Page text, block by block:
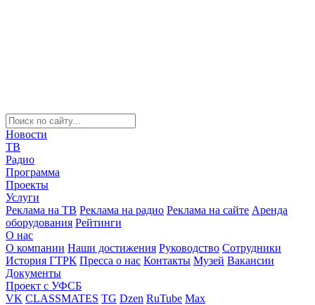
Новости
ТВ
Радио
Программа
Проекты
Услуги
Реклама на ТВ Реклама на радио Реклама на сайте Аренда
оборудования Рейтинги
О нас
О компании Наши достижения Руководство Сотрудники
История ГТРК Пресса о нас Контакты Музей Вакансии
Документы
Проект с УФСБ
VK CLASSMATES TG Dzen RuTube Max